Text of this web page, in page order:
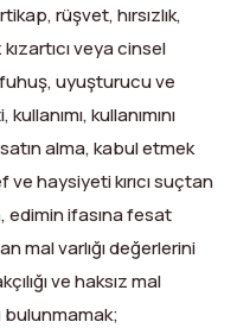
rüşvet, hırsızlık,
veya cinsel
fuhuş, uyuşturucu ve
kullanımını
alma, kabul etmek
haysiyeti kırıcı suçtan
edimin ifasına fesat
mal varlığı değerlerini
ve haksız mal
bulunmamak;